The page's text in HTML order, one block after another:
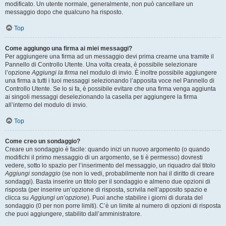
modificato. Un utente normale, generalmente, non può cancellare un
messaggio dopo che qualcuno ha risposto.
Top
Come aggiungo una firma ai miei messaggi?
Per aggiungere una firma ad un messaggio devi prima crearne una tramite il
Pannello di Controllo Utente. Una volta creata, è possibile selezionare
l’opzioneAggiungi la firma nel modulo di invio. È inoltre possibile aggiungere
una firma a tutti i tuoi messaggi selezionando l’apposita voce nel Pannello di
Controllo Utente. Se lo si fa, è possibile evitare che una firma venga aggiunta
ai singoli messaggi deselezionando la casella per aggiungere la firma
all’interno del modulo di invio.
Top
Come creo un sondaggio?
Creare un sondaggio è facile: quando inizi un nuovo argomento (o quando
modifichi il primo messaggio di un argomento, se ti è permesso) dovresti
vedere, sotto lo spazio per l’inserimento del messaggio, un riquadro dal titolo
Aggiungi sondaggio (se non lo vedi, probabilmente non hai il diritto di creare
sondaggi). Basta inserire un titolo per il sondaggio e almeno due opzioni di
risposta (per inserire un’opzione di risposta, scrivila nell’apposito spazio e
clicca suAggiungi un’opzione). Puoi anche stabilire i giorni di durata del
sondaggio (0 per non porre limiti). C’è un limite al numero di opzioni di risposta
che puoi aggiungere, stabilito dall’amministratore.